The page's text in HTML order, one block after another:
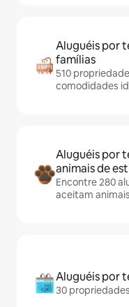
Aluguéis por
famílias
510
comodidades
Aluguéis por
animais de
Encontre 280
aceitam
Aluguéis por
30